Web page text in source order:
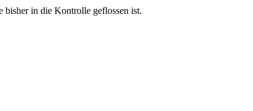
bisher in die Kontrolle geflossen ist.